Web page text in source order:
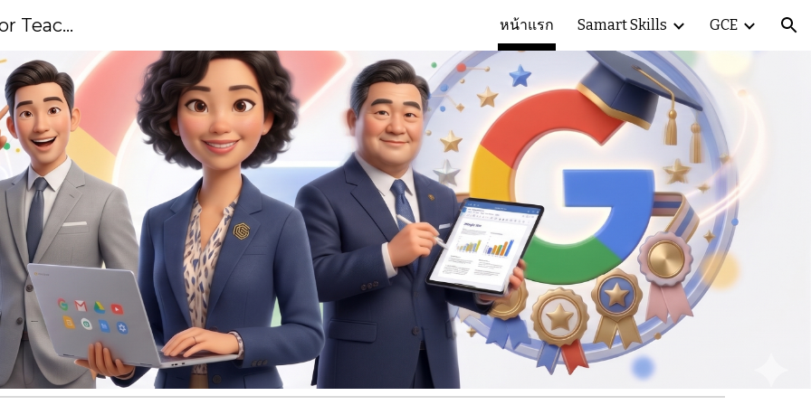
to main content
Google Certified Educator for Teacher หน้าแรก Samart Skills GCE